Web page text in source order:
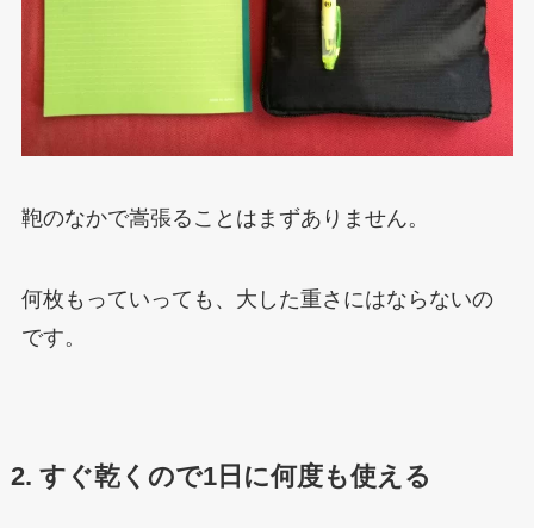
鞄のなかで嵩張ることはまずありません。
何枚もっていっても、大した重さにはならないの
です。
2. すぐ乾くので1日に何度も使える